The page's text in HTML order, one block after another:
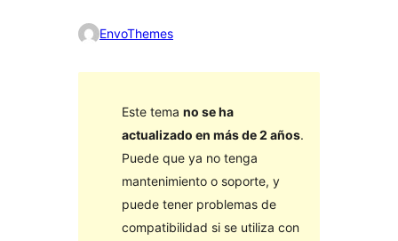
EnvoThemes
Este tema no se ha
actualizado en más de 2 años.
Puede que ya no tenga
mantenimiento o soporte, y
puede tener problemas de
compatibilidad si se utiliza con